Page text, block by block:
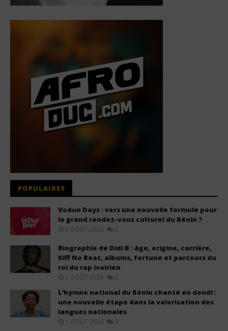
POPULAIRES
Vodun Days : vers une nouvelle formule pour
le grand rendez-vous culturel du Bénin ?
6 AOÛT 2026 0
Biographie de Didi B : âge, origine, carrière,
Kiff No Beat, albums, fortune et parcours du
roi du rap ivoirien
1 AOÛT 2026 0
L’hymne national du Bénin chanté en dendi :
une nouvelle étape dans la valorisation des
langues nationales
1 AOÛT 2026 0